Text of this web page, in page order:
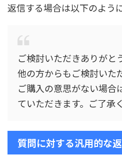
返信する場合は以下のよう
ご検討いただきありがと
他の方からもご検討いた
ご購入の意思がない場合
ていただきます。ご了承
質問に対する汎用的な